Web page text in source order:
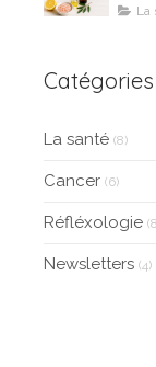
La
Catégories
La santé (8)
Cancer (6)
Réfléxologie
Newsletters (4)